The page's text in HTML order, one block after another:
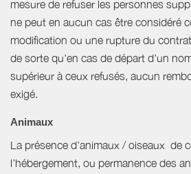
mesure de refuser les personnes
ne peut en aucun cas être considéré
modification ou une rupture du
de sorte qu'en cas de départ d'un
supérieur à ceux refusés, aucun
exigé.
Animaux
La présence d'animaux / oiseaux de
l’hébergement, ou permanence des